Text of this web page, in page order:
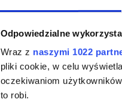
Odpowiedzialne
Wraz z naszymi 1022
pliki cookie, w celu
oczekiwaniom
to robi.